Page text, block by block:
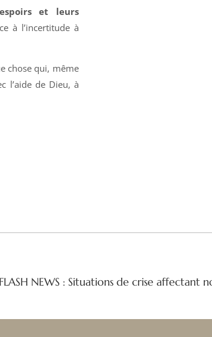
et leurs
à l’incertitude à
chose qui, même
l’aide de Dieu, à